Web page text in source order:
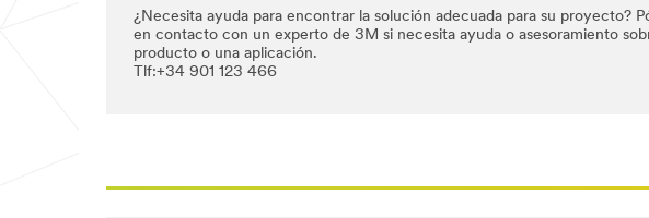
¿Necesita ayuda para encontrar la solución adecuada para su proyecto?
en contacto con un experto de 3M si necesita ayuda o asesoramiento
producto o una aplicación.
Tlf:+34 901 123 466